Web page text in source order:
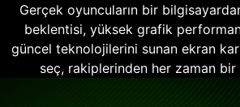
Gerçek oyuncuların bir
beklentisi, yüksek grafik
güncel teknolojilerini sunan ekran
seç, rakiplerinden her zaman bir